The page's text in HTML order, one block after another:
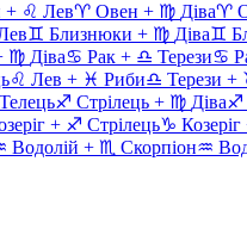
+ ♌ Лев♈ Овен + ♍ Діва♈
♊ Близнюки + ♍ Діва♊
♍ Діва♋ Рак + ♎ Терези♋
♌ Лев + ♓ Риби♎ Терези +
Телець♐ Стрілець + ♍ Діва♐
+ ♐ Стрілець♑ Козеріг
Водолій + ♏ Скорпіон♒